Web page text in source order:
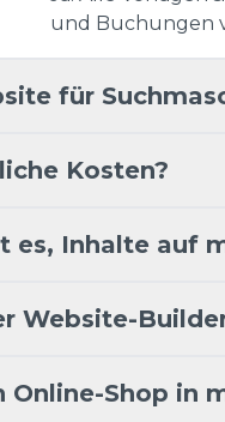
und Buchungen
für
Kosten?
es, Inhalte auf
Website-
Online-Shop in